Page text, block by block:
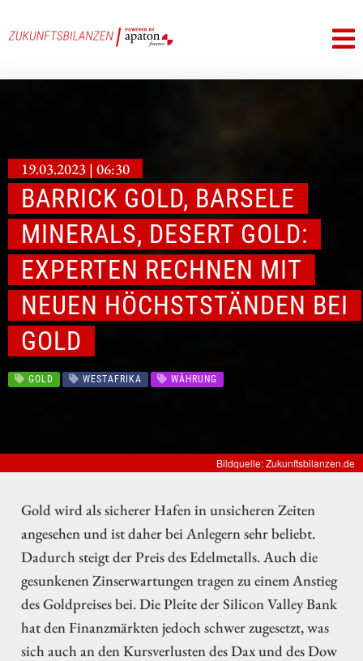
19.03.2023 | 06:30
BARRICK GOLD, BARSELE
MINERALS, DESERT GOLD:
EXPERTEN RECHNEN MIT
NEUEN HÖCHSTSTÄNDEN BEI
GOLD
GOLD WESTAFRIKA WÄHRUNG
Bildquelle: Zukunftsbilanzen.de
Gold wird als sicherer Hafen in unsicheren Zeiten
angesehen und ist daher bei Anlegern sehr beliebt.
Dadurch steigt der Preis des Edelmetalls. Auch die
gesunkenen Zinserwartungen tragen zu einem Anstieg
des Goldpreises bei. Die Pleite der Silicon Valley Bank
hat den Finanzmärkten jedoch schwer zugesetzt, was
sich auch an den Kursverlusten des Dax und des Dow